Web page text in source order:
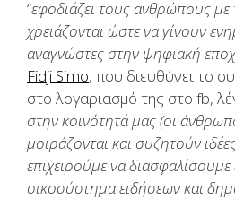
“εφοδιάζει τους ανθρώπους με
χρειάζονται ώστε να γίνουν
αναγνώστες στην ψηφιακή
Fidji Simo, που διευθύνει το
στο λογαριασμό της στο fb,
στην κοινότητά μας (οι
μοιράζονται και συζητούν
επιχειρούμε να διασφαλίσουμε
οικοσύστημα ειδήσεων και